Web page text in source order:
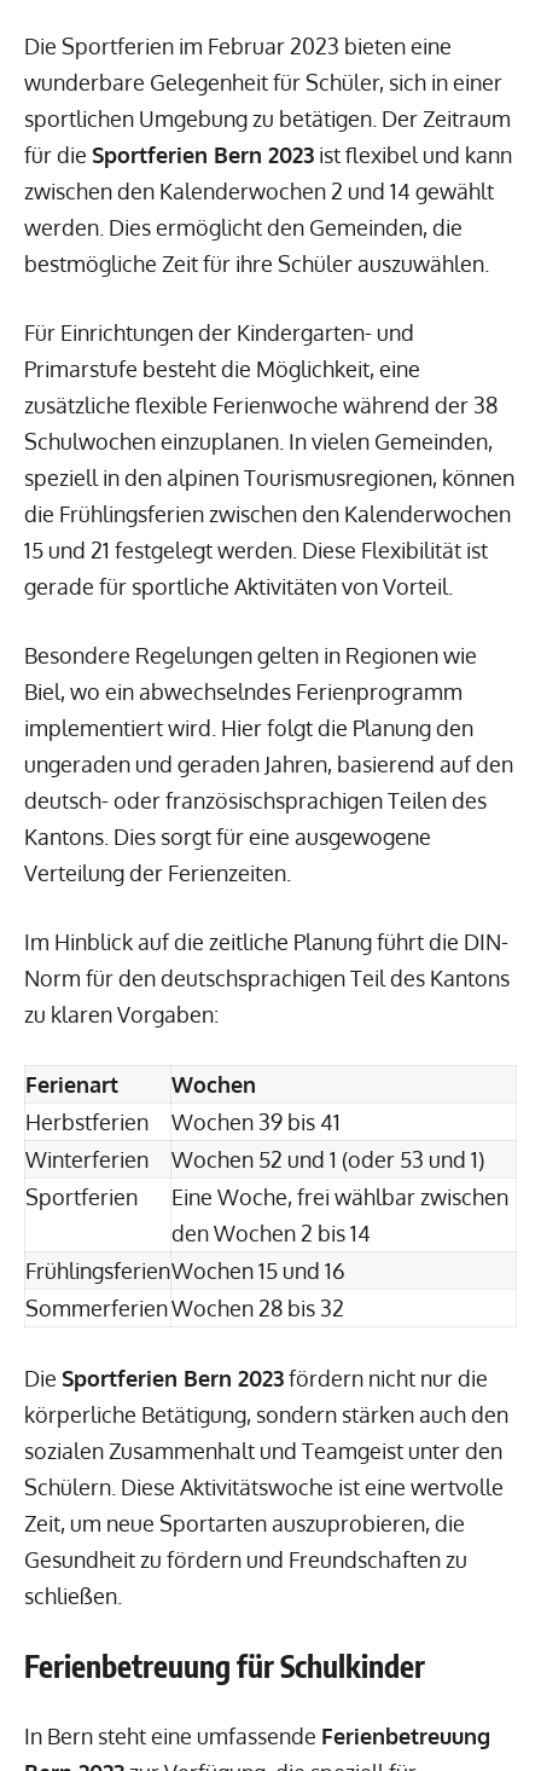
Die Sportferien im Februar 2023 bieten eine
wunderbare Gelegenheit für Schüler, sich in einer
sportlichen Umgebung zu betätigen. Der Zeitraum
für die Sportferien Bern 2023 ist flexibel und kann
zwischen den Kalenderwochen 2 und 14 gewählt
werden. Dies ermöglicht den Gemeinden, die
bestmögliche Zeit für ihre Schüler auszuwählen.
Für Einrichtungen der Kindergarten- und
Primarstufe besteht die Möglichkeit, eine
zusätzliche flexible Ferienwoche während der 38
Schulwochen einzuplanen. In vielen Gemeinden,
speziell in den alpinen Tourismusregionen, können
die Frühlingsferien zwischen den Kalenderwochen
15 und 21 festgelegt werden. Diese Flexibilität ist
gerade für sportliche Aktivitäten von Vorteil.
Besondere Regelungen gelten in Regionen wie
Biel, wo ein abwechselndes Ferienprogramm
implementiert wird. Hier folgt die Planung den
ungeraden und geraden Jahren, basierend auf den
deutsch- oder französischsprachigen Teilen des
Kantons. Dies sorgt für eine ausgewogene
Verteilung der Ferienzeiten.
Im Hinblick auf die zeitliche Planung führt die DIN-
Norm für den deutschsprachigen Teil des Kantons
zu klaren Vorgaben:
Ferienart
Wochen
Herbstferien
Wochen 39 bis 41
Winterferien
Wochen 52 und 1 (oder 53 und 1)
Sportferien
Eine Woche, frei wählbar zwischen
den Wochen 2 bis 14
FrühlingsferienWochen 15 und 16
SommerferienWochen 28 bis 32
Die Sportferien Bern 2023fördern nicht nur die
körperliche Betätigung, sondern stärken auch den
sozialen Zusammenhalt und Teamgeist unter den
Schülern. Diese Aktivitätswoche ist eine wertvolle
Zeit, um neue Sportarten auszuprobieren, die
Gesundheit zu fördern und Freundschaften zu
schließen.
Ferienbetreuung für Schulkinder
In Bern steht eine umfassende Ferienbetreuung